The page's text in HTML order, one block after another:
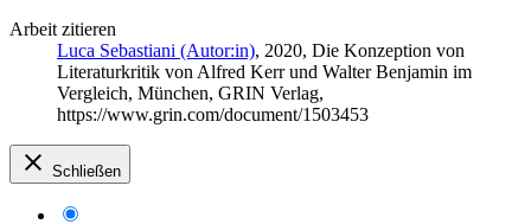
Arbeit zitieren
Luca Sebastiani (Autor:in), 2020, Die Konzeption von
Literaturkritik von Alfred Kerr und Walter Benjamin im
Vergleich, München, GRIN Verlag,
https://www.grin.com/document/1503453
Schließen